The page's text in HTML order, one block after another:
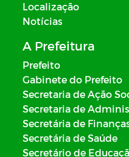
Localização
Notícias
A Prefeitura
Prefeito
Gabinete do Prefeito
Secretaria de Ação
Secretaria de
Secretária de
Secretária de Saúde
Secretário de